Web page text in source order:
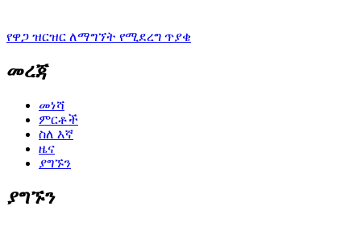
የዋጋ ዝርዝር ለማግኘት የሚደረግ ጥያቄ
መረጃ
መነሻ
ምርቶች
ስለ እኛ
ዜና
ያግኙን
ያግኙን